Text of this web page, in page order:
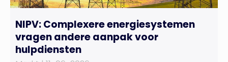
NIPV: Complexere energiesystemen
vragen andere aanpak voor
hulpdiensten